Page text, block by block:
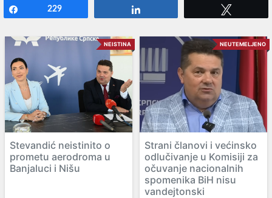
229
NEISTINA
Stevandić neistinito o
prometu aerodroma u
Banjaluci i Nišu
NEUTEMELJENO
Strani članovi i većinsko
odlučivanje u Komisiji za
očuvanje nacionalnih
spomenika BiH nisu
vandejtonski